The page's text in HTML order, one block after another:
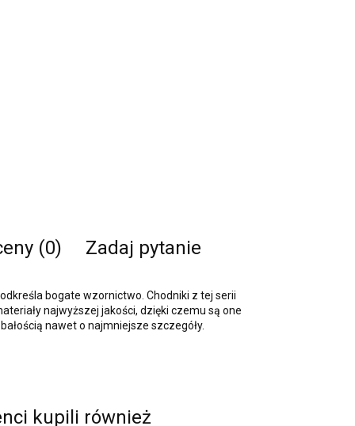
(0) Zadaj pytanie
bogate wzornictwo. Chodniki z tej serii
najwyższej jakości, dzięki czemu są one
nawet o najmniejsze szczegóły.
kupili również